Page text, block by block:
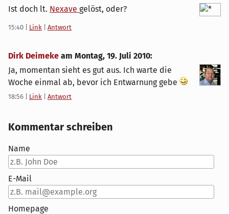
Ist doch lt. Nexave gelöst, oder?
15:40 Link Antwort
Dirk Deimeke am Montag, 19. Juli 2010:
Ja, momentan sieht es gut aus. Ich warte die
Woche einmal ab, bevor ich Entwarnung gebe
18:56 Link Antwort
Kommentar schreiben
Name
E-Mail
Homepage